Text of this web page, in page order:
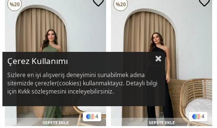
4
SEPETE EKLE
%20
4
SEPETE EKLE
%20
Çerez Kullanımı
Sizlere en iyi alışveriş deneyimini sunabilmek adına
sitemizde çerezler(cookies) kullanmaktayız. Detaylı bilgi
için Kvkk sözleşmesini inceleyebilirsiniz.